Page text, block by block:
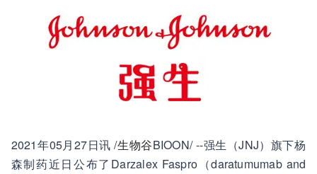
2021年05月27日讯 /生物谷BIOON/ --强生（JNJ）旗下杨
森制药近日公布了Darzalex Faspro（daratumumab and